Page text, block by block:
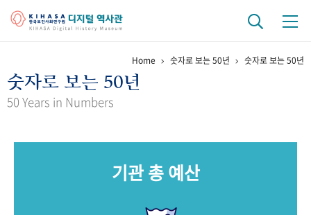
걸어온 길 기관 변천사 역대 기관장
키워드로 보는 연구 역사
Home 숫자로 보는 50년 숫자로 보는 50년
숫자로 보는 50년
50 Years in Numbers
기관 총 예산